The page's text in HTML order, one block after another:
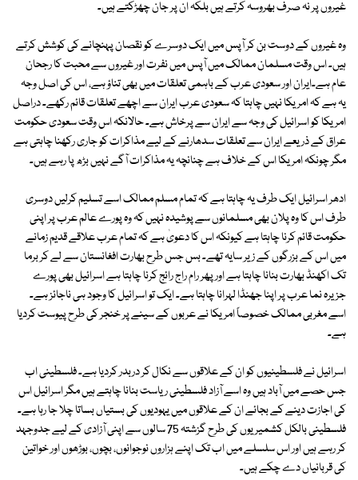
غیروں پر نہ صرف بھروسہ کرتے ہیں بلکہ ان پر جان چھڑکتے ہیں۔
وہ غیروں کے دوست بن کر آپس میں ایک دوسرے کو نقصان پہنچانے کی کوشش کرتے
ہیں۔ اس وقت مسلمان ممالک میں آپس میں نفرت اور غیروں سے محبت کا رجحان
عام ہے۔ایران اور سعودی عرب کے باہمی تعلقات میں بھی تناؤ ہے، اس کی اصل وجہ
یہ ہے کہ امریکا نہیں چاہتا کہ سعودی عرب ایران سے اچھے تعلقات قائم رکھے۔ دراصل
امریکا کو اسرائیل کی وجہ سے ایران سے پرخاش ہے۔ حالانکہ اس وقت سعودی حکومت
عراق کے ذریعے ایران سے تعلقات سدھارنے کے لیے مذاکرات کو جاری رکھنا چاہتی ہے
مگر چونکہ امریکا اس کے خلاف ہے چنانچہ یہ مذاکرات آگے نہیں بڑھ پا رہے ہیں۔
ادھر اسرائیل ایک طرف یہ چاہتا ہے کہ تمام مسلم ممالک اسے تسلیم کرلیں دوسری
طرف اس کا وہ پلان بھی مسلمانوں سے پوشیدہ نہیں کہ وہ پورے عالم عرب پر اپنی
حکومت قائم کرنا چاہتا ہے کیونکہ اس کا دعویٰ ہے کہ تمام عرب علاقے قدیم زمانے
میں اس کے بزرگوں کے زیر سایہ تھے۔ بس جس طرح بھارت افغانستان سے لے کر برما
تک اکھنڈ بھارت بنانا چاہتا ہے اور پھر رام راج رائج کرنا چاہتا ہے اسرائیل بھی پورے
جزیرہ نما عرب پر اپنا جھنڈا لہرانا چاہتا ہے۔ ایک تو اسرائیل کا وجود ہی ناجائز ہے۔
اسے مغربی ممالک خصوصاً امریکا نے عربوں کے سینے پر خنجر کی طرح پیوست کردیا
ہے۔
اسرائیل نے فلسطینیوں کو ان کے علاقوں سے نکال کر دربدر کردیا ہے۔ فلسطینی اب
جس حصے میں آباد ہیں وہ اسے آزاد فلسطینی ریاست بنانا چاہتے ہیں مگر اسرائیل اس
کی اجازت دینے کے بجائے ان کے علاقوں میں یہودیوں کی بستیاں بساتا چلا جا رہا ہے۔
فلسطینی بالکل کشمیریوں کی طرح گزشتہ 75 سالوں سے اپنی آزادی کے لیے جدوجہد
کر رہے ہیں اور اس سلسلے میں اب تک اپنے ہزاروں نوجوانوں، بچوں، بوڑھوں اور خواتین
کی قربانیاں دے چکے ہیں۔